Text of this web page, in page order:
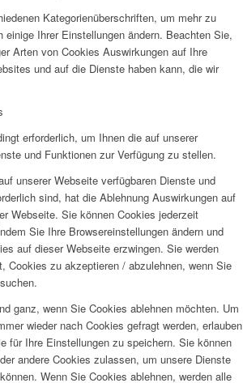
Kategorienüberschriften, um mehr zu
einige Ihrer Einstellungen ändern. Beachten Sie,
Arten von Cookies Auswirkungen auf Ihre
und auf die Dienste haben kann, die wir
erforderlich, um Ihnen die auf unserer
und Funktionen zur Verfügung zu stellen.
unserer Webseite verfügbaren Dienste und
sind, hat die Ablehnung Auswirkungen auf
Webseite. Sie können Cookies jederzeit
Sie Ihre Browsereinstellungen ändern und
auf dieser Webseite erzwingen. Sie werden
Cookies zu akzeptieren / abzulehnen, wenn Sie
ganz, wenn Sie Cookies ablehnen möchten. Um
wieder nach Cookies gefragt werden, erlauben
für Ihre Einstellungen zu speichern. Sie können
andere Cookies zulassen, um unsere Dienste
Wenn Sie Cookies ablehnen, werden alle